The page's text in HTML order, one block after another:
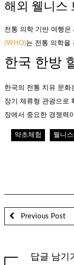
해외 웰니스
전통 의학 기반 여행은
(WHO)는 전통 의학을
한국 한방
한국의 전통 치유 문화
장기 체류형 관광으로
장에서 중요한 경쟁력
약초체험 웰니스
Previous Post
답글 남기